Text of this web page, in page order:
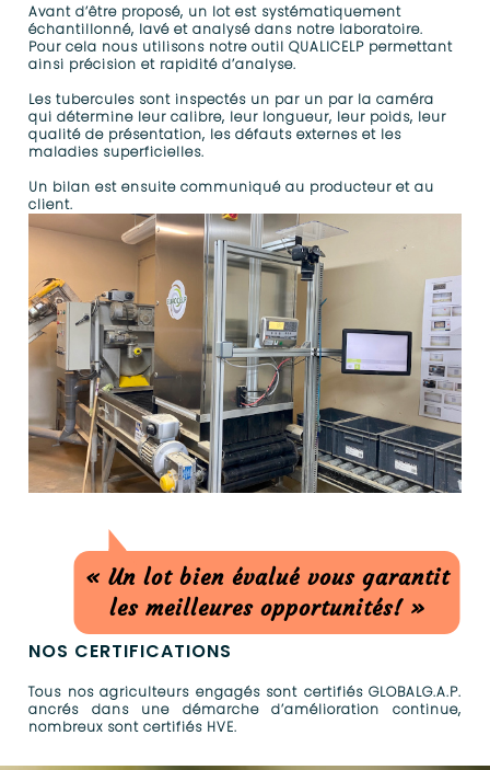
Avant d’être proposé, un lot est systématiquement
échantillonné, lavé et analysé dans notre laboratoire.
Pour cela nous utilisons notre outil QUALICELP permettant
ainsi précision et rapidité d’analyse.
Les tubercules sont inspectés un par un par la caméra
qui détermine leur calibre, leur longueur, leur poids, leur
qualité de présentation, les défauts externes et les
maladies superficielles.
Un bilan est ensuite communiqué au producteur et au
client.
« Un lot bien évalué vous garantit
les meilleures opportunités! »
NOS CERTIFICATIONS
Tous nos agriculteurs engagés sont certifiés GLOBALG.A.P.
ancrés dans une démarche d’amélioration continue,
nombreux sont certifiés HVE.